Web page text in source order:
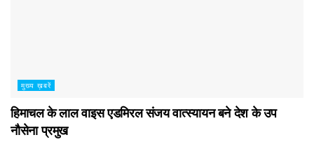
मुख्य ख़बरें
हिमाचल के लाल वाइस एडमिरल संजय वात्स्यायन बने देश के उप
नौसेना प्रमुख